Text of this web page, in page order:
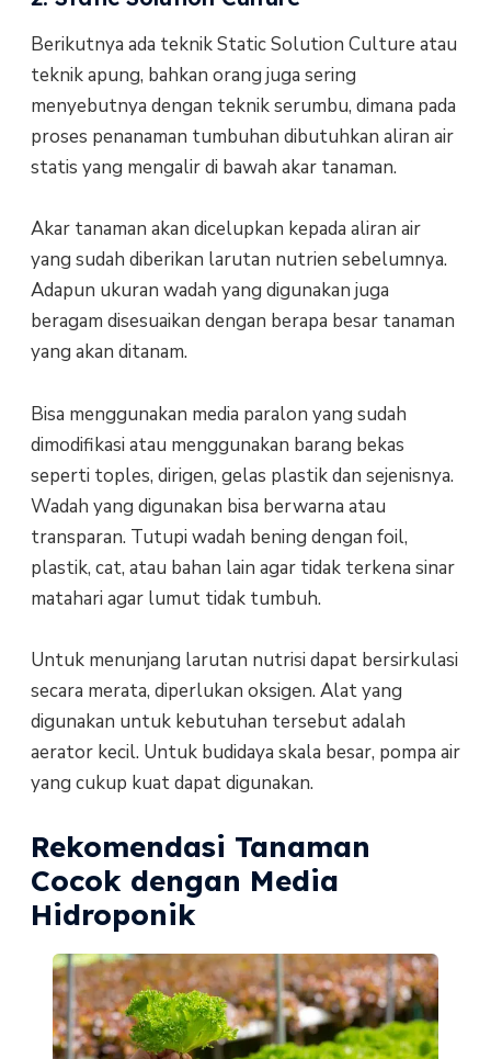
Berikutnya ada teknik Static Solution Culture atau
teknik apung, bahkan orang juga sering
menyebutnya dengan teknik serumbu, dimana pada
proses penanaman tumbuhan dibutuhkan aliran air
statis yang mengalir di bawah akar tanaman.
Akar tanaman akan dicelupkan kepada aliran air
yang sudah diberikan larutan nutrien sebelumnya.
Adapun ukuran wadah yang digunakan juga
beragam disesuaikan dengan berapa besar tanaman
yang akan ditanam.
Bisa menggunakan media paralon yang sudah
dimodifikasi atau menggunakan barang bekas
seperti toples, dirigen, gelas plastik dan sejenisnya.
Wadah yang digunakan bisa berwarna atau
transparan. Tutupi wadah bening dengan foil,
plastik, cat, atau bahan lain agar tidak terkena sinar
matahari agar lumut tidak tumbuh.
Untuk menunjang larutan nutrisi dapat bersirkulasi
secara merata, diperlukan oksigen. Alat yang
digunakan untuk kebutuhan tersebut adalah
aerator kecil. Untuk budidaya skala besar, pompa air
yang cukup kuat dapat digunakan.
Rekomendasi Tanaman
Cocok dengan Media
Hidroponik